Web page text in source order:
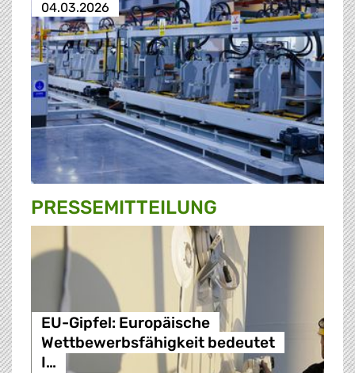
04.03.2026
PRESSE­MITTEILUNG
EU-Gipfel: Europäische
Wettbewerbsfähigkeit bedeutet
I…